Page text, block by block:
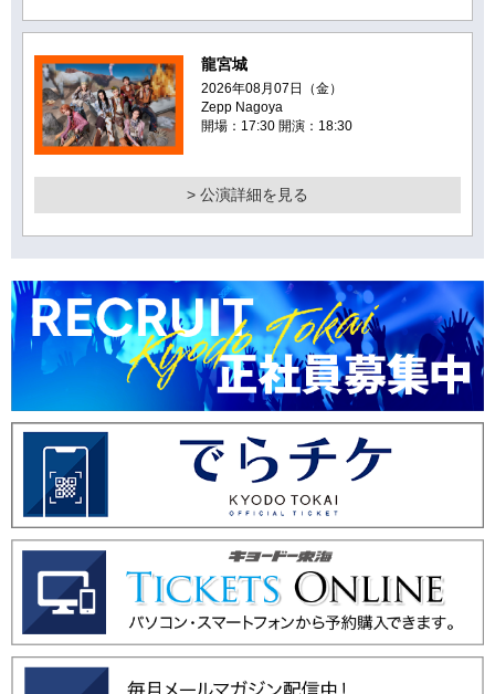
龍宮城
2026年08月07日（金）
Zepp Nagoya
開場：17:30 開演：18:30
> 公演詳細を見る